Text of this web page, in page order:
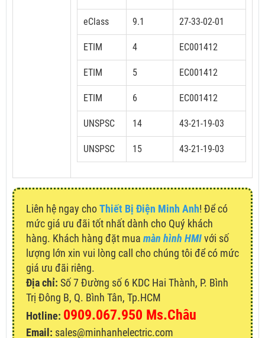
eClass 9.1 27-33-02-01
ETIM 4 EC001412
ETIM 5 EC001412
ETIM 6 EC001412
UNSPSC 14 43-21-19-03
UNSPSC 15 43-21-19-03
Liên hệ ngay choThiết Bị Điện Minh Anh! Để có
mức giá ưu đãi tốt nhất dành cho Quý khách
hàng. Khách hàng đặt mua màn hình HMIvới số
lượng lớn xin vui lòng call cho chúng tôi để có mức
giá ưu đãi riêng.
Địa chỉ: Số 7 Đường số 6 KDC Hai Thành, P. Bình
Trị Đông B, Q. Bình Tân, Tp.HCM
Hotline: 0909.067.950 Ms.Châu
Email: sales@minhanhelectric.com